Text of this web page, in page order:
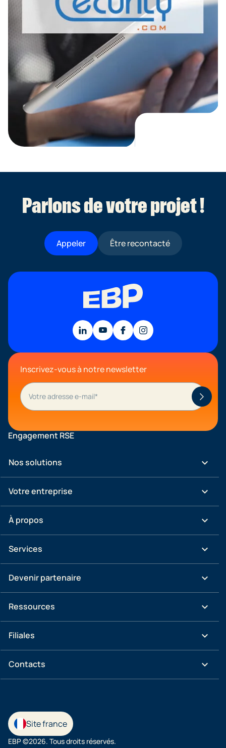
Parlons de votre projet !
Appeler Être recontacté
Inscrivez-vous à notre newsletter
Engagement RSE
Nos solutions keyboard_arrow_down
Votre entreprise keyboard_arrow_down
À propos keyboard_arrow_down
Services keyboard_arrow_down
Devenir partenaire keyboard_arrow_down
Ressources keyboard_arrow_down
Filiales keyboard_arrow_down
Contacts keyboard_arrow_down
Site france
EBP ©2026. Tous droits réservés.